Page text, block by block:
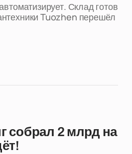
Склад готов
Tuozhen перешёл
собрал 2 млрд на